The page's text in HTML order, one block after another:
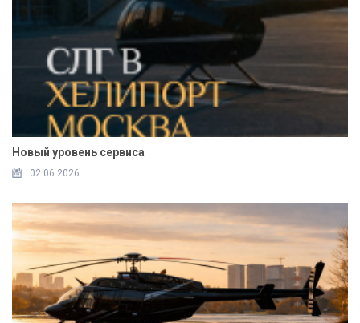
Новый уровень сервиса
02.06.2026